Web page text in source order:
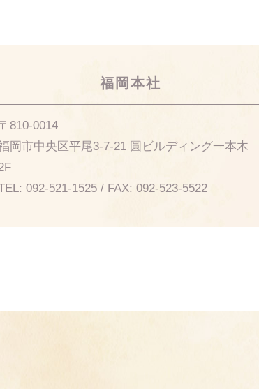
福岡本社
810-0014
岡市中央区平尾3-7-21 圓ビルディング一本木
092-521-1525 / FAX: 092-523-5522